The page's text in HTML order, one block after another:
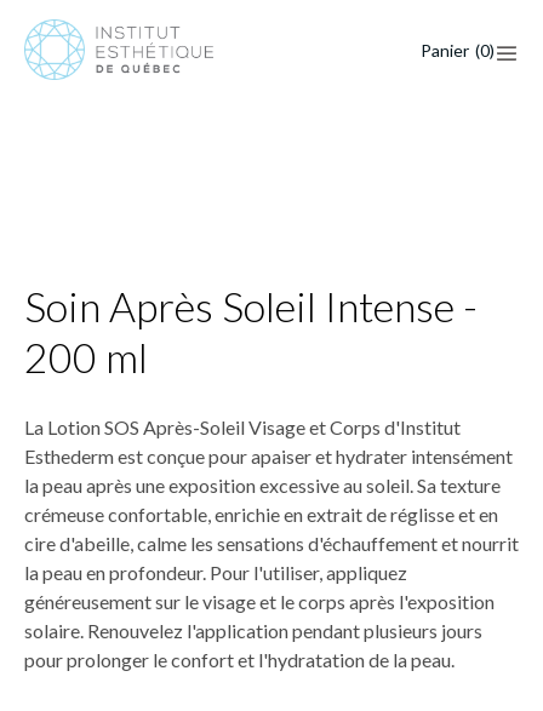
Panier (0)
Soin Après Soleil Intense -
200 ml
La Lotion SOS Après-Soleil Visage et Corps d'Institut
Esthederm est conçue pour apaiser et hydrater intensément
la peau après une exposition excessive au soleil. Sa texture
crémeuse confortable, enrichie en extrait de réglisse et en
cire d'abeille, calme les sensations d'échauffement et nourrit
la peau en profondeur. Pour l'utiliser, appliquez
généreusement sur le visage et le corps après l'exposition
solaire. Renouvelez l'application pendant plusieurs jours
pour prolonger le confort et l'hydratation de la peau.